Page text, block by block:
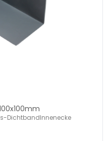
DichtbandInnenecke